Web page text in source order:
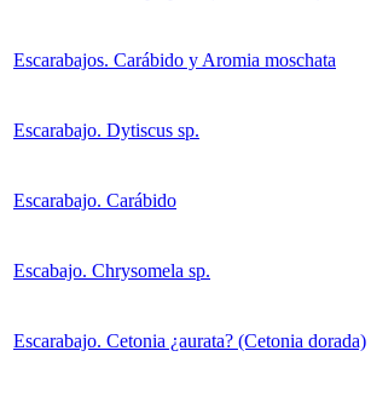
Escarabajos. Carábido y Aromia moschata
Escarabajo. Dytiscus sp.
Escarabajo. Carábido
Escabajo. Chrysomela sp.
Escarabajo. Cetonia ¿aurata? (Cetonia dorada)